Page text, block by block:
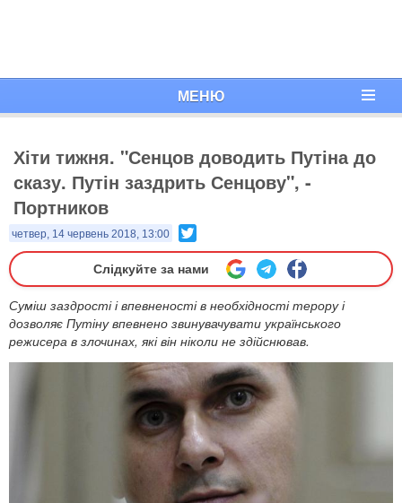
МЕНЮ
Хіти тижня. "Сенцов доводить Путіна до
сказу. Путін заздрить Сенцову", -
Портников
четвер, 14 червень 2018, 13:00
Слідкуйте за нами
Суміш заздрості і впевненості в необхідності терору і
дозволяє Путіну впевнено звинувачувати українського
режисера в злочинах, які він ніколи не здійснював.